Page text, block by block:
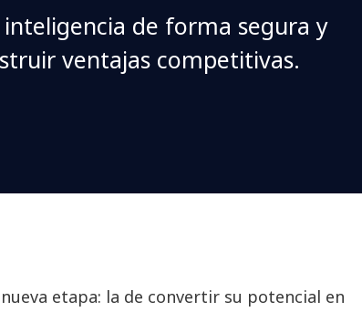
inteligencia de forma segura y
ventajas competitivas.
etapa: la de convertir su potencial en